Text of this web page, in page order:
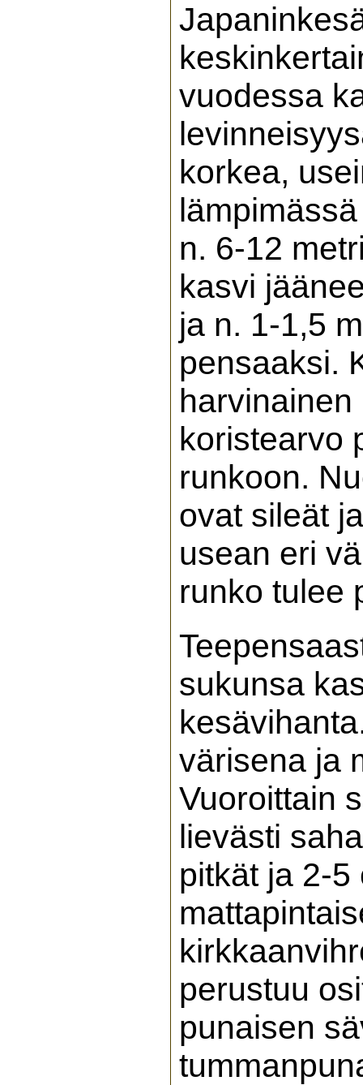
vuodessa
korkea,
n. 6-12
kasvi
ja n. 1-1,5
pensaaksi.
koristearvo
runkoon.
ovat sileät
usean eri
runko tulee
sukunsa
värisena ja
Vuoroittain
lievästi
pitkät ja 2-5
perustuu
punaisen